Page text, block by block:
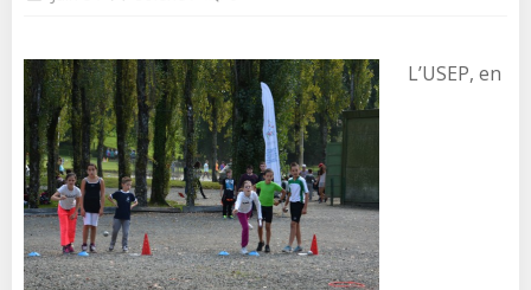
L’USEP, en